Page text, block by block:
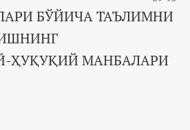
БЎЙИЧА ТАЪЛИМНИ
ҲУҚУҚИЙ МАНБАЛАРИ